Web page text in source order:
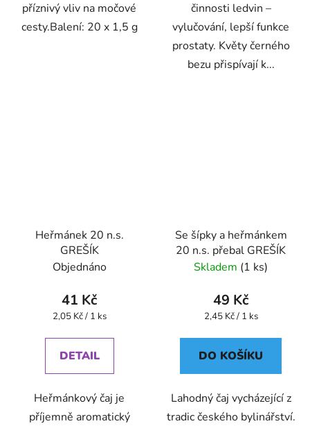
příznivý vliv na močové
cesty.Balení: 20 x 1,5 g
činnosti ledvin –
vylučování, lepší funkce
prostaty. Květy černého
bezu přispívají k...
Heřmánek 20 n.s.
GREŠÍK
Objednáno
41 Kč
Měrná
2,05 Kč / 1 ks
DETAIL
Heřmánkový čaj je
příjemně aromatický
Se šípky a heřmánkem
20 n.s. přebal GREŠÍK
Skladem (1 ks)
49 Kč
Měrná
2,45 Kč / 1 ks
DO KOŠÍKU
Lahodný čaj vycházející z
tradic českého bylinářství.